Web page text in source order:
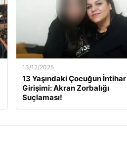
13/12/2025
13 Yaşındaki Çocuğun İntihar
Girişimi: Akran Zorbalığı
Suçlaması!